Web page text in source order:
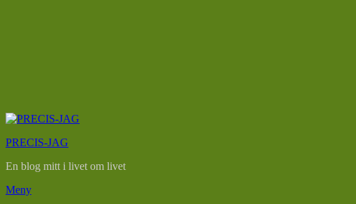
Hoppa
innehåll
PRECIS-JAG
En blog mitt i livet om livet
Meny